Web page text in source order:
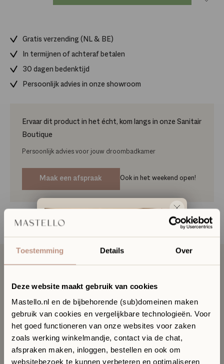
Toestemming Details Over
Deze website maakt gebruik van cookies
Mastello.nl en de bijbehorende (sub)domeinen maken
gebruik van cookies en vergelijkbare technologieën. Voor
het goed functioneren van onze websites voor zaken
zoals werking winkelmandje, contact via de chat,
afspraken maken, inloggen, bestellen en ook om
websitebezoek te kunnen verbeteren en optimaliseren
Gratis verzending (NL & BE)
In termijnen of achteraf betalen
30 dagen bedenktijd
Persoonlijk advies in onze showroom
Ervaar dit product in het écht, kom langs in onze Sanitair
Boutique
Persoonlijk advies voor jouw droombadkamer
Maak een afspraak Ook in het weekend open!
Artikelnummer SM6040-MW
Omschrijving
Specificaties
Ervaar jouw toekomstige
badkamer in onze Sanitair
Boutique